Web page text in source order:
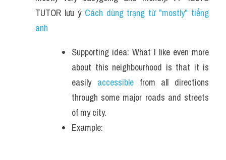
TUTOR lưu ý Cách dùng trạng từ "mostly" tiếng
anh
Supporting idea: What I like even more
about this neighbourhood is that it is
easily accessible from all directions
through some major roads and streets
of my city.
Example: